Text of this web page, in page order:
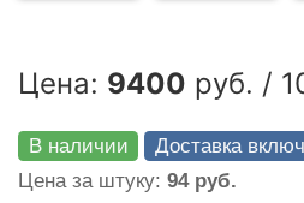
Цена: 9400 руб. /
В наличии
Доставка
Цена за штуку: 94 руб.